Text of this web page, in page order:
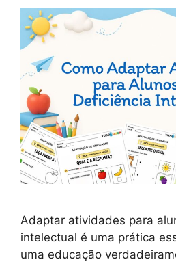
Adaptar atividades para
intelectual é uma prática
uma educação